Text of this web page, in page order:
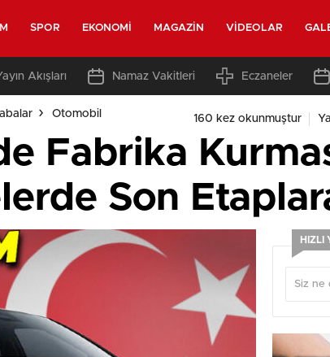
SPOR EKONOMI MAGAZIN VIDEOLAR
Akışları Namaz Vakitleri Eczaneler
Otomobil 160 kez okunmuştur
Fabrika
Son
HIZLI